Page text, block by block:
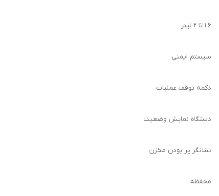
۱.۶ تا ۲ لیتر
سیستم ایمنی
دکمه توقف عملیات
دستگاه نمایش وضعیت
نشانگر پر بودن مخزن
محفظه